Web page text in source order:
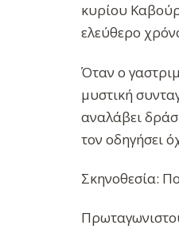
κυρίου
ελεύθερο
Όταν ο
μυστική
αναλάβει
τον οδηγήσει
Σκηνοθεσία: